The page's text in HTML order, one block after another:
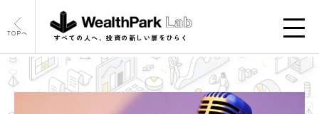
TOPへ
すべての人へ、投資の新しい扉をひらく